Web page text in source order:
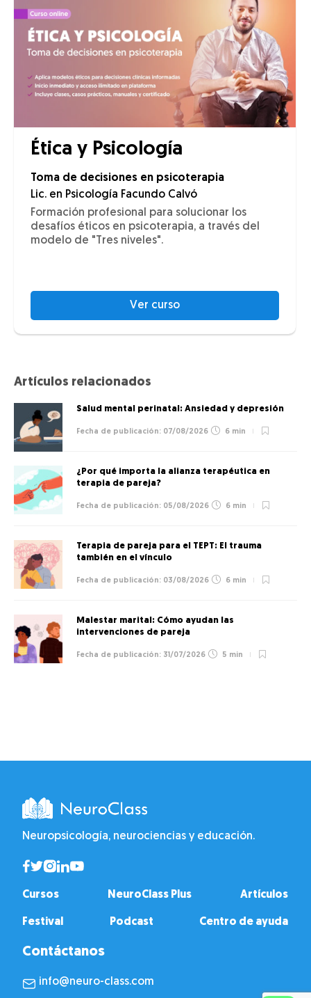
Ética y Psicología
Toma de decisiones en psicoterapia
Lic. en Psicología Facundo Calvó
Formación profesional para solucionar los
desafíos éticos en psicoterapia, a través del
modelo de "Tres niveles".
Ver curso
Artículos relacionados
Salud mental perinatal: Ansiedad y depresión
07/08/2026 6 min
¿Por qué importa la alianza terapéutica en
terapia de pareja?
05/08/2026 6 min
Terapia de pareja para el TEPT: El trauma
también en el vínculo
03/08/2026 6 min
Malestar marital: Cómo ayudan las
intervenciones de pareja
31/07/2026 5 min
Neuropsicología, neurociencias y educación.
Cursos NeuroClass Plus Artículos
Festival Podcast Centro de ayuda
Contáctanos
info@neuro-class.com